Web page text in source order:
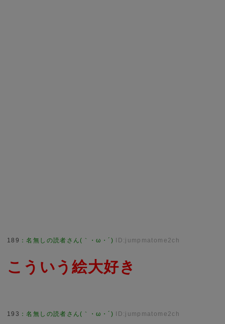
189 ：名無しの読者さん(｀・ω・´) ID:jumpmatome2ch
こういう絵大好き
193 ：名無しの読者さん(｀・ω・´) ID:jumpmatome2ch